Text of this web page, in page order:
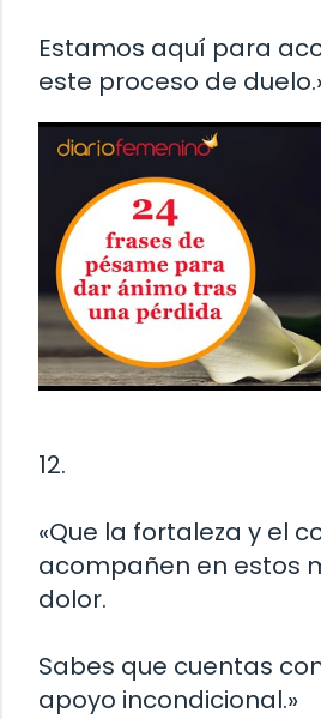
Estamos aquí para
este proceso de
12.
«Que la fortaleza y el
acompañen en estos
dolor.
Sabes que cuentas
apoyo incondicional.»